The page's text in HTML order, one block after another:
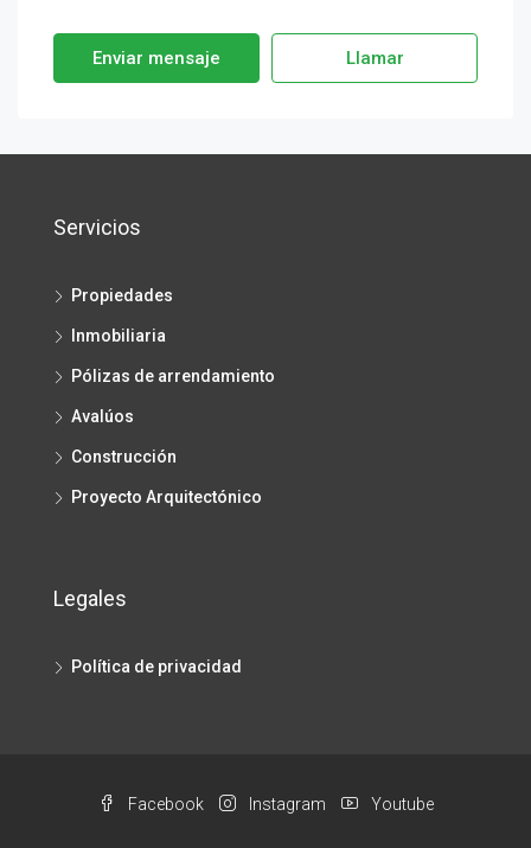
Enviar mensaje Llamar
Servicios
Propiedades
Inmobiliaria
Pólizas de arrendamiento
Avalúos
Construcción
Proyecto Arquitectónico
Legales
Política de privacidad
Facebook Instagram Youtube